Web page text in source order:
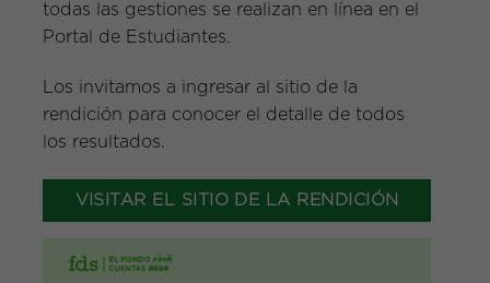
todas las gestiones se realizan en línea en el
Portal de Estudiantes.
Los invitamos a ingresar al sitio de la
rendición para conocer el detalle de todos
los resultados.
VISITAR EL SITIO DE LA RENDICIÓN